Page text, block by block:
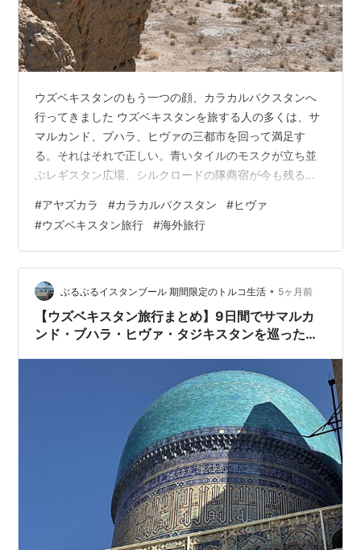
ウズベキスタンのもう一つの顔、カラカルパクスタンへ
行ってきました ウズベキスタンを旅する人の多くは、サ
マルカンド、ブハラ、ヒヴァの三都市を回って満足す
る。それはそれで正しい。青いタイルのモスクが立ち並
ぶレギスタン広場、シルクロードの隊商宿が今も残るブ
ラ。これだけでも十分すぎるほどの密度だ。 でも、ちょ
っと待ってほしい。 ヒヴァを最後の目的地として旅を締
めくくろうとしているなら、半日だけ、もう少し足を伸
ばしてみる価値がある。車で走ること1時間半ほど。そこ
には、サマルカンドともブハラとも全く異なる、もう一
枚のウズベキスタンが待っている。 砂漠の中に崩…
#アヤズカラ #カラカルパクスタン #ヒヴァ
#ウズベキスタン旅行 #海外旅行
ぶるぶるイスタンブール 期間限定のトルコ生活 • 5ヶ月前
【ウズベキスタン旅行まとめ】9日間でサマルカ
ンド・ブハラ・ヒヴァ・タジキスタンを巡ったモ